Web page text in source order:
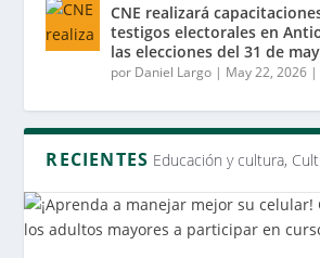
CNE realizará
testigos electorales en
las elecciones del 31 de
por Daniel Largo | May 22, 2026 |
RECIENTES Educación y cultura,